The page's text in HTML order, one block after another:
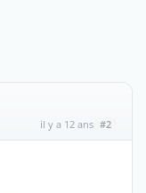
il y a 12 ans #2